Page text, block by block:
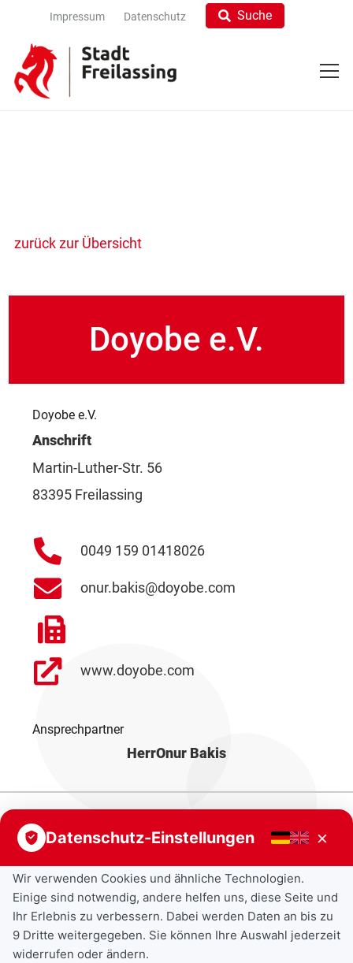
Impressum Datenschutz Suche
zurück zur Übersicht
Doyobe e.V.
Doyobe e.V.
Anschrift
Martin-Luther-Str. 56
83395 Freilassing
0049 159 01418026
onur.bakis@doyobe.com
www.doyobe.com
Ansprechpartner
HerrOnur Bakis
Datenschutz-Einstellungen ×
Wir verwenden Cookies und ähnliche Technologien.
Einige sind notwendig, andere helfen uns, diese Seite und
Ihr Erlebnis zu verbessern. Dabei werden Daten an bis zu
9 Dritte weitergegeben. Sie können Ihre Auswahl jederzeit
widerrufen oder ändern.